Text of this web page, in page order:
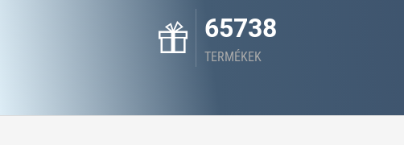
65738
TERMÉKEK